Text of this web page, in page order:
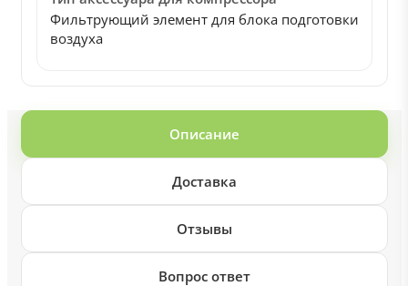
Фильтрующий элемент для блока подготовки
воздуха
Описание
Доставка
Отзывы
Вопрос ответ